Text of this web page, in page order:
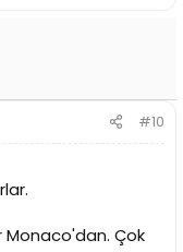
#10
Çok